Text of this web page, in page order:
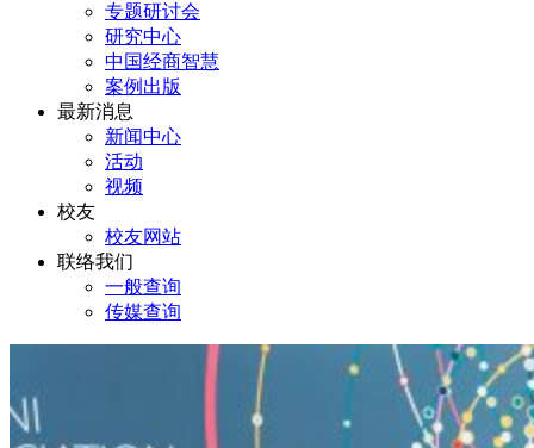
专题研讨会
研究中心
中国经商智慧
案例出版
最新消息
新闻中心
活动
视频
校友
校友网站
联络我们
一般查询
传媒查询